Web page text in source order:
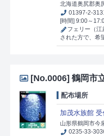
北海道奥尻郡奥
01397-2-
[時間] 9:00～
フェリー（
された方で、希
[No.0006] 鶴岡市
配布場所
加茂水族館 受
山形県鶴岡市今
0235-33-